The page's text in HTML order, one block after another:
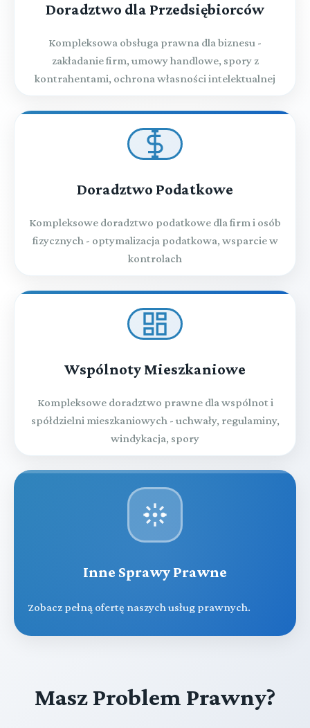
Doradztwo dla Przedsiębiorców
Kompleksowa obsługa prawna dla biznesu -
zakładanie firm, umowy handlowe, spory z
kontrahentami, ochrona własności intelektualnej
Doradztwo Podatkowe
Kompleksowe doradztwo podatkowe dla firm i osób
fizycznych - optymalizacja podatkowa, wsparcie w
kontrolach
Wspólnoty Mieszkaniowe
Kompleksowe doradztwo prawne dla wspólnot i
spółdzielni mieszkaniowych - uchwały, regulaminy,
windykacja, spory
Inne Sprawy Prawne
Zobacz pełną ofertę naszych usług prawnych.
Masz Problem Prawny?